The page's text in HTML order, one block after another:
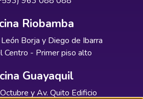
Riobamba
Borja y Diego de Ibarra
Centro - Primer piso alto
Guayaquil
y Av. Quito Edificio